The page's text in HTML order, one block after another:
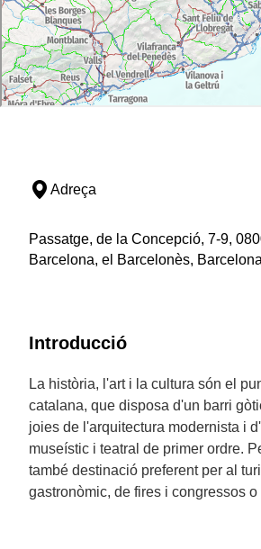
Adreça
Passatge, de la Concepció, 7-9,
Barcelona, el Barcelonès, Barcelona
Introducció
La història, l'art i la cultura són el
catalana, que disposa d'un barri
joies de l'arquitectura modernista i
museístic i teatral de primer ordre.
també destinació preferent per al
gastronòmic, de fires i congressos o